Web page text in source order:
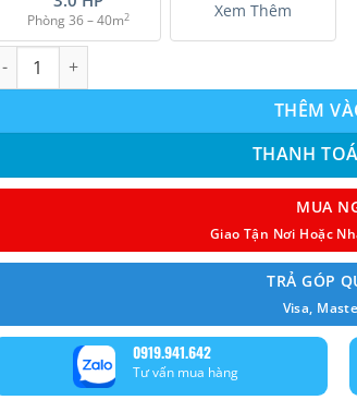
Phòng 36 – 40m2 Xem Thêm
Máy lạnh Daikin FTKC60UVMV (2.5Hp) Inverter số
THÊM
THANH
MUA
Giao Tận Nơi Hoặc
TRẢ GÓP
Visa,
0919.941.642
Tư vấn mua hàng